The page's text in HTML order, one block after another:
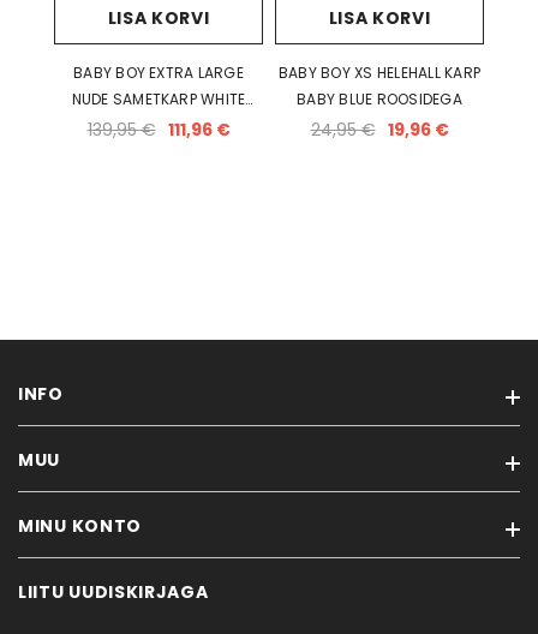
LISA KORVI
BABY BOY EXTRA LARGE
NUDE SAMETKARP WHITE
ROOSIDEGA
139,95 € 111,96 €
LISA KORVI
BABY BOY XS HELEHALL KARP
BABY BLUE ROOSIDEGA
24,95 € 19,96 €
INFO
Tarneaeg ja transport
Tellimistingimused
Kontakt
MUU
Soodustooted
Sisukaart
MINU KONTO
Minu konto
LIITU UUDISKIRJAGA